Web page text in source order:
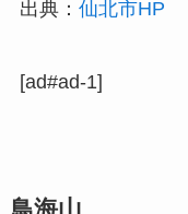
出典： 仙北市HP
[ad#ad-1]